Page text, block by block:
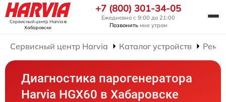
Сервисный центр Harviaв
Хабаровске
+7 (800) 301-34-05
Ежедневно с 9:00 до 21:00
Позвонить мне утром
Сервисный центр Harvia Каталог устройств
Диагностика парогенератора
Harvia HGX60 в Хабаровске